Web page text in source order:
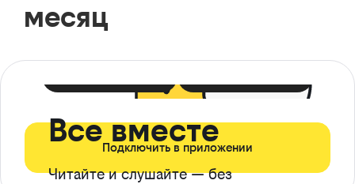
месяц
Все вместе
Читайте и слушайте — без
Подключить в приложении